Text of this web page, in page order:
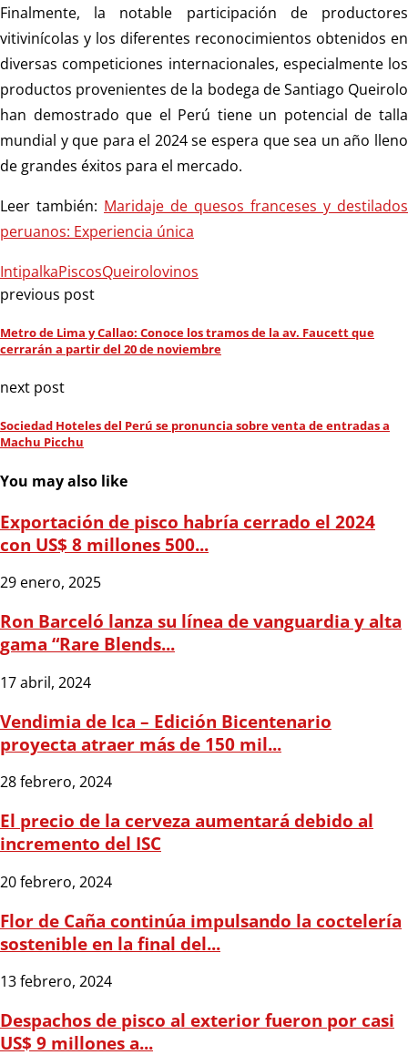
Finalmente, la notable participación de productores
vitivinícolas y los diferentes reconocimientos obtenidos en
diversas competiciones internacionales, especialmente los
productos provenientes de la bodega de Santiago Queirolo
han demostrado que el Perú tiene un potencial de talla
mundial y que para el 2024 se espera que sea un año lleno
de grandes éxitos para el mercado.
Leer también: Maridaje de quesos franceses y destilados
peruanos: Experiencia única
IntipalkaPiscosQueirolovinos
previous post
Metro de Lima y Callao: Conoce los tramos de la av. Faucett que
cerrarán a partir del 20 de noviembre
next post
Sociedad Hoteles del Perú se pronuncia sobre venta de entradas a
Machu Picchu
You may also like
Exportación de pisco habría cerrado el 2024
con US$ 8 millones 500...
29 enero, 2025
Ron Barceló lanza su línea de vanguardia y alta
gama “Rare Blends...
17 abril, 2024
Vendimia de Ica – Edición Bicentenario
proyecta atraer más de 150 mil...
28 febrero, 2024
El precio de la cerveza aumentará debido al
incremento del ISC
20 febrero, 2024
Flor de Caña continúa impulsando la coctelería
sostenible en la final del...
13 febrero, 2024
Despachos de pisco al exterior fueron por casi
US$ 9 millones a...